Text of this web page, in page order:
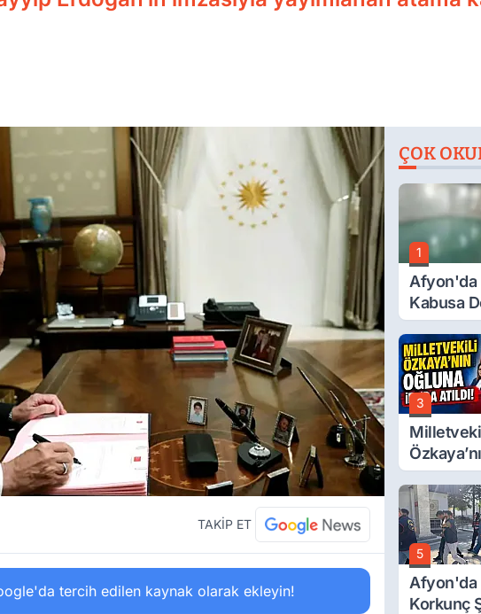
TAKİP ET
tercih edilen kaynak olarak ekleyin!
ÇOK
1
Afyon'da
Kabusa
Acı Son!
3
Oğluna
Atıldı
5
Afyon'da
Korkunç